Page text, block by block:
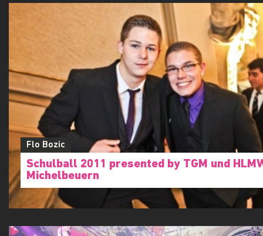
Flo Bozic
Schulball 2011 presented by TGM und
Michelbeuern